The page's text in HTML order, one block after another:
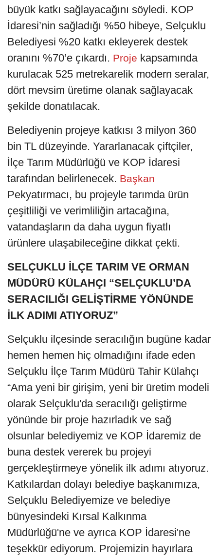
büyük katkı sağlayacağını söyledi. KOP
İdaresi’nin sağladığı %50 hibeye, Selçuklu
Belediyesi %20 katkı ekleyerek destek
oranını %70’e çıkardı. Proje kapsamında
kurulacak 525 metrekarelik modern seralar,
dört mevsim üretime olanak sağlayacak
şekilde donatılacak.
Belediyenin projeye katkısı 3 milyon 360
bin TL düzeyinde. Yararlanacak çiftçiler,
İlçe Tarım Müdürlüğü ve KOP İdaresi
tarafından belirlenecek. Başkan
Pekyatırmacı, bu projeyle tarımda ürün
çeşitliliği ve verimliliğin artacağına,
vatandaşların da daha uygun fiyatlı
ürünlere ulaşabileceğine dikkat çekti.
SELÇUKLU İLÇE TARIM VE ORMAN
MÜDÜRÜ KÜLAHÇI “SELÇUKLU’DA
SERACILIĞI GELİŞTİRME YÖNÜNDE
İLK ADIMI ATIYORUZ”
Selçuklu ilçesinde seracılığın bugüne kadar
hemen hemen hiç olmadığını ifade eden
Selçuklu İlçe Tarım Müdürü Tahir Külahçı
“Ama yeni bir girişim, yeni bir üretim modeli
olarak Selçuklu'da seracılığı geliştirme
yönünde bir proje hazırladık ve sağ
olsunlar belediyemiz ve KOP İdaremiz de
buna destek vererek bu projeyi
gerçekleştirmeye yönelik ilk adımı atıyoruz.
Katkılardan dolayı belediye başkanımıza,
Selçuklu Belediyemize ve belediye
bünyesindeki Kırsal Kalkınma
Müdürlüğü'ne ve ayrıca KOP İdaresi'ne
teşekkür ediyorum. Projemizin hayırlara